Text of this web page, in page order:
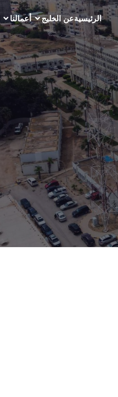
الرئيسيةعن الخليج أعمالنا